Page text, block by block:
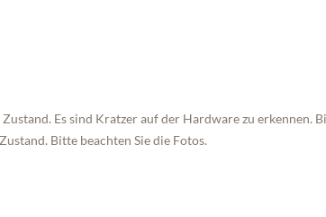
Es sind Kratzer auf der Hardware zu erkennen.
Bitte beachten Sie die Fotos.